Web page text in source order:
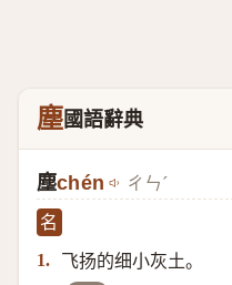
塵國語辭典
塵chén ㄔㄣˊ
名
1.
飞扬的细小灰土。